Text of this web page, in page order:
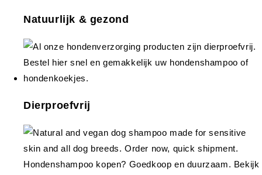
Natuurlijk & gezond
Dierproefvrij